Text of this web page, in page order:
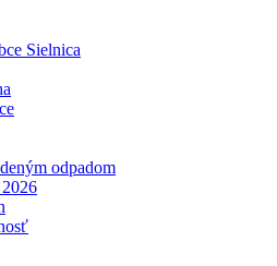
Sielnica
odpadom